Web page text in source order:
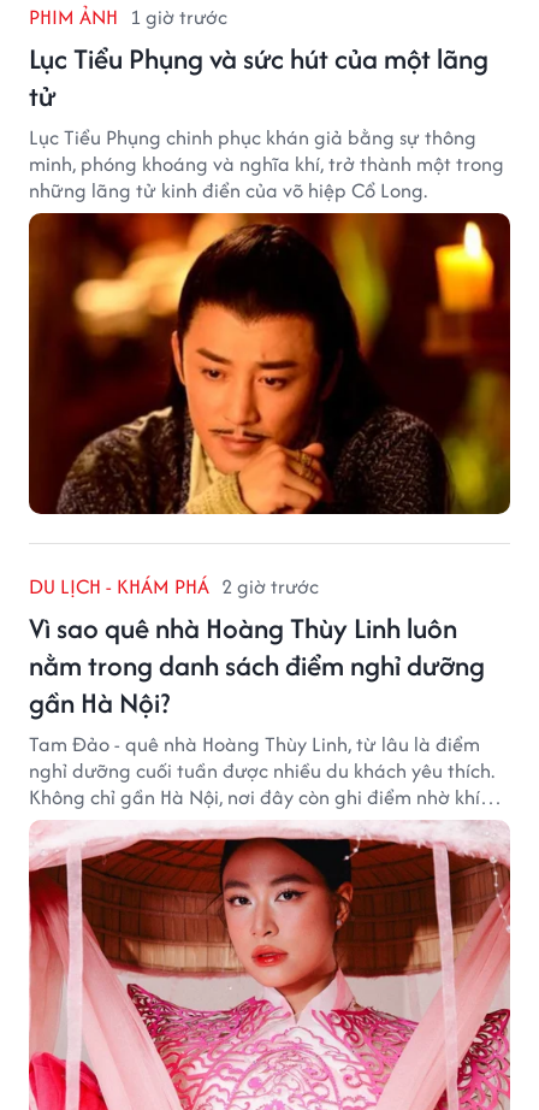
PHIM ẢNH 1 giờ trước
Lục Tiểu Phụng và sức hút của một lãng
tử
Lục Tiểu Phụng chinh phục khán giả bằng sự thông
minh, phóng khoáng và nghĩa khí, trở thành một trong
những lãng tử kinh điển của võ hiệp Cổ Long.
DU LỊCH - KHÁM PHÁ 2 giờ trước
Vì sao quê nhà Hoàng Thùy Linh luôn
nằm trong danh sách điểm nghỉ dưỡng
gần Hà Nội?
Tam Đảo - quê nhà Hoàng Thùy Linh, từ lâu là điểm
nghỉ dưỡng cuối tuần được nhiều du khách yêu thích.
Không chỉ gần Hà Nội, nơi đây còn ghi điểm nhờ khí
hậu mát mẻ, cảnh sắc thơ mộng và không gian yên
bình giữa núi rừng.